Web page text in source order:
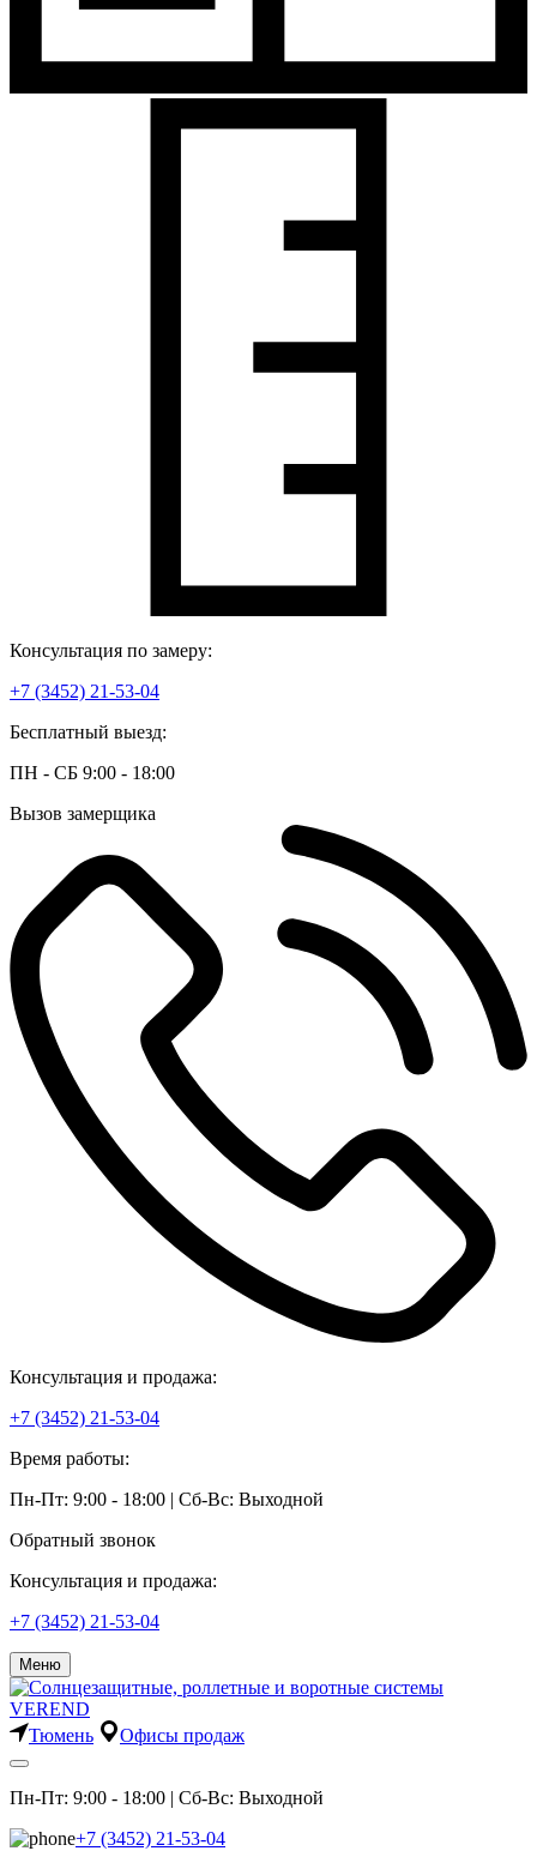
Консультация по замеру:
+7 (3452) 21-53-04
Бесплатный выезд:
ПН - СБ 9:00 - 18:00
Вызов замерщика
Консультация и продажа:
+7 (3452) 21-53-04
Время работы:
Пн-Пт: 9:00 - 18:00 | Сб-Вс: Выходной
Обратный звонок
Консультация и продажа:
+7 (3452) 21-53-04
Меню
Тюмень Офисы продаж
Пн-Пт: 9:00 - 18:00 | Сб-Вс: Выходной
+7 (3452) 21-53-04